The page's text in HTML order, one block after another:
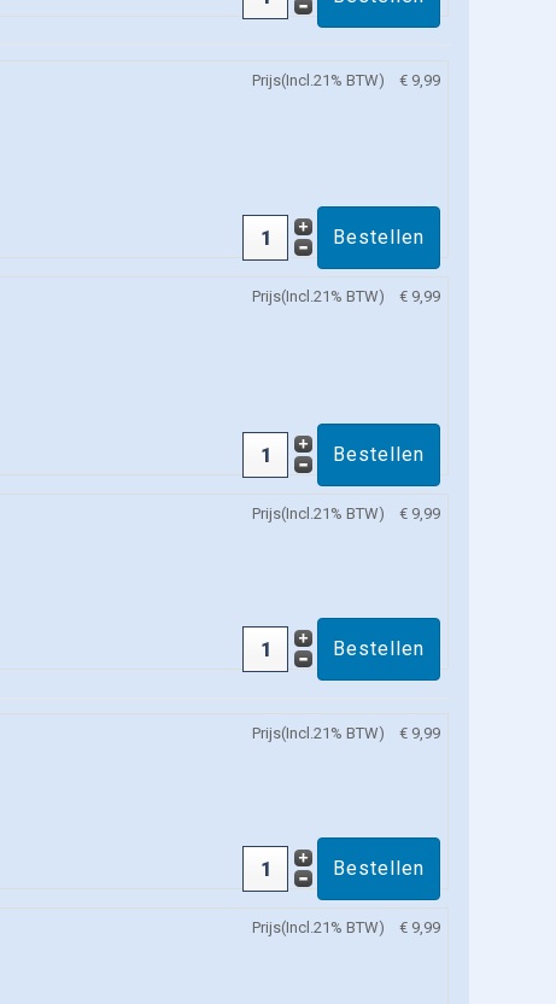
Prijs(Incl.21% BTW) € 9,99
Prijs(Incl.21% BTW) € 9,99
Prijs(Incl.21% BTW) € 9,99
Prijs(Incl.21% BTW) € 9,99
Prijs(Incl.21% BTW) € 9,99